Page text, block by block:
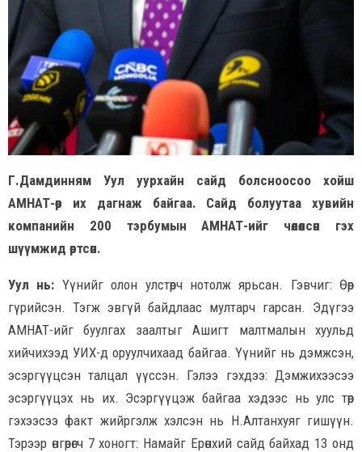
Г.Дамдинням Уул уурхайн сайд болсноосоо хойш
АМНАТ-өөр их дагнаж байгаа. Сайд болуутаа хувийн
компанийн 200 тэрбумын АМНАТ-ийг чөлөөлсөн гэх
шүүмжид өртсөн.
Уул нь: Үүнийг олон улстөрч нотолж ярьсан. Гэвчиг: Өөрөө
гүрийсэн. Тэгж эвгүй байдлаас мултарч гарсан. Эдүгээ
АМНАТ-ийг буулгах заалтыг Ашигт малтмалын хуульд
хийчихээд УИХ-д оруулчихаад байгаа. Үүнийг нь дэмжсэн,
эсэргүүцсэн талцал үүссэн. Гэлээ гэхдээ: Дэмжихээсээ
эсэргүүцэх нь их. Эсэргүүцэж байгаа хэдээс нь улс төр
гэхээсээ факт жийргэлж хэлсэн нь Н.Алтанхуяг гишүүн.
Тэрээр өнгөрөгч 7 хоногт: Намайг Ерөнхий сайд байхад 13 онд